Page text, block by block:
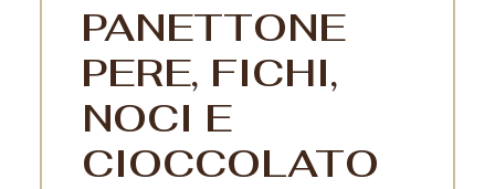
PANETTONE
PERE, FICHI,
NOCI E
CIOCCOLATO